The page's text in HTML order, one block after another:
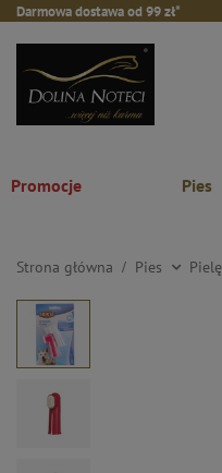
Darmowa dostawa od 99 zł*
Promocje Pies
Strona główna Pies